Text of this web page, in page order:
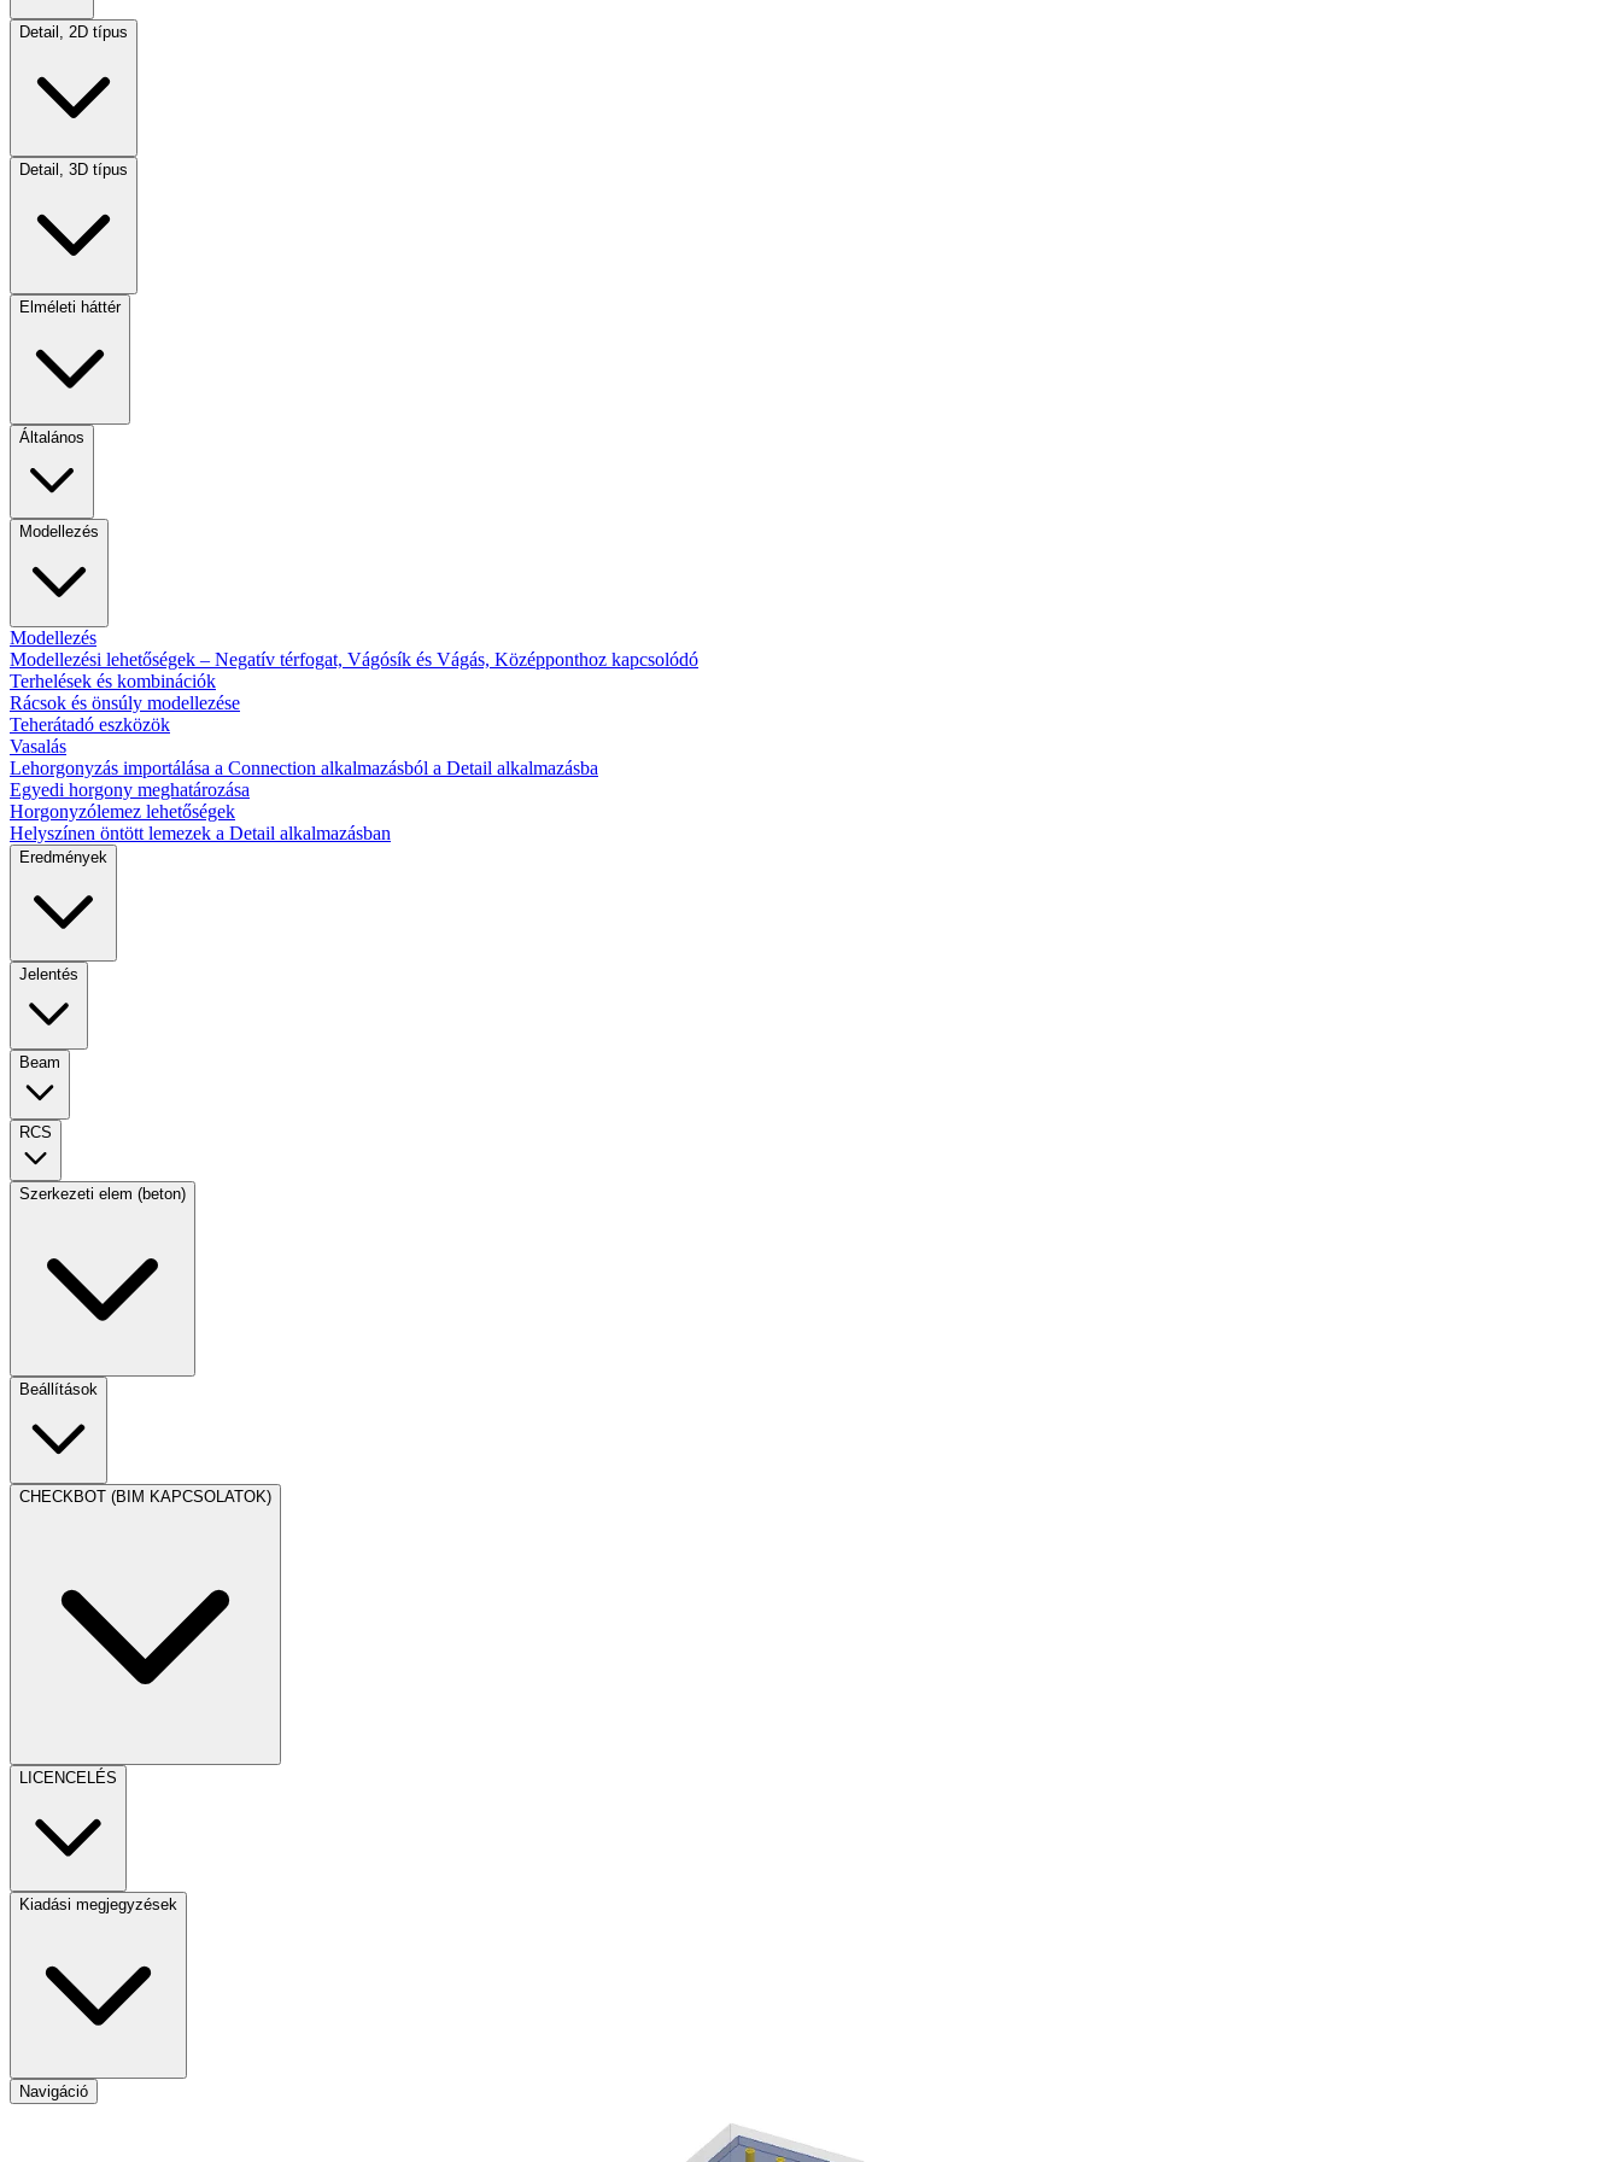
Detail, 2D típus
Detail, 3D típus
Elméleti háttér
Általános
Modellezés
Modellezés
Modellezési lehetőségek – Negatív térfogat, Vágósík és Vágás, Középponthoz kapcsolódó
Terhelések és kombinációk
Rácsok és önsúly modellezése
Teherátadó eszközök
Vasalás
Lehorgonyzás importálása a Connection alkalmazásból a Detail alkalmazásba
Egyedi horgony meghatározása
Horgonyzólemez lehetőségek
Helyszínen öntött lemezek a Detail alkalmazásban
Eredmények
Jelentés
Beam
RCS
Szerkezeti elem (beton)
Beállítások
CHECKBOT (BIM KAPCSOLATOK)
LICENCELÉS
Kiadási megjegyzések
Navigáció